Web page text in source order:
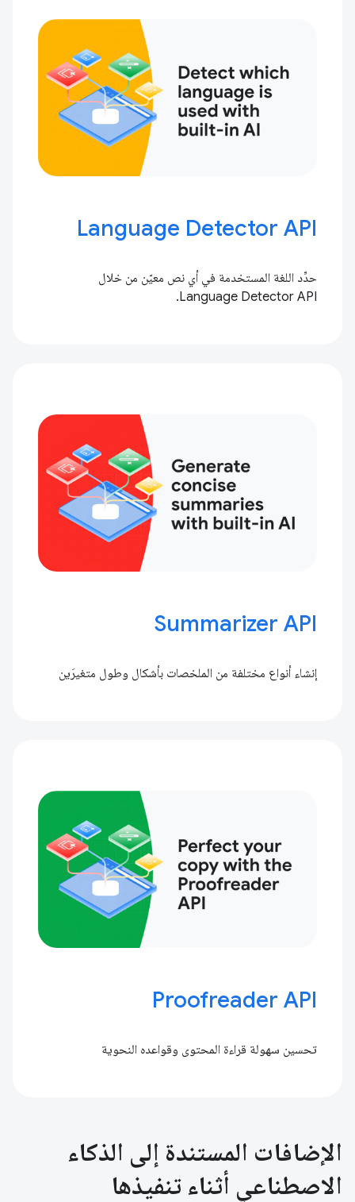
Language Detector API
حدِّد اللغة المستخدمة في أي نص معيّن من خلال
Language Detector API.
Summarizer API
إنشاء أنواع مختلفة من الملخصات بأشكال وطول متغيرَين
Proofreader API
تحسين سهولة قراءة المحتوى وقواعده النحوية
الإضافات المستندة إلى الذكاء
الاصطناعي أثناء تنفيذها